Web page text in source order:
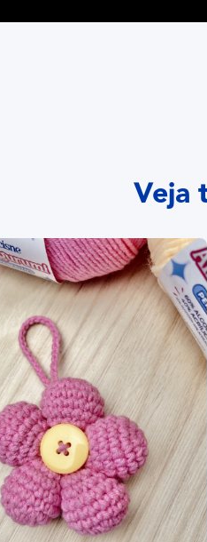
Veja